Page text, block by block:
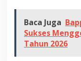
Baca Juga
Sukses
Tahun 2026